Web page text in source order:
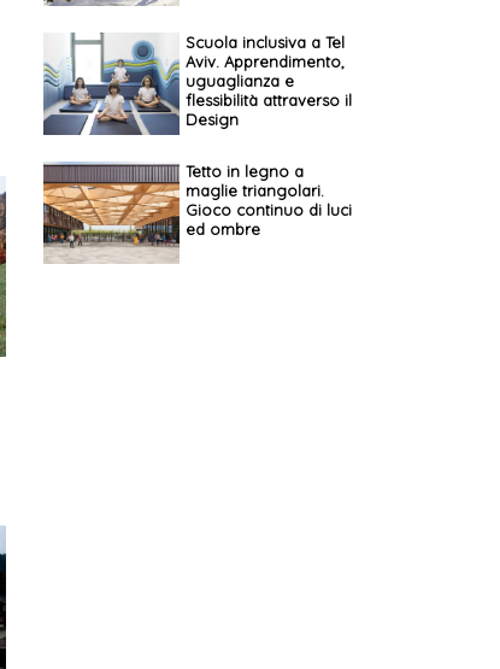
Scuola inclusiva a Tel
Aviv. Apprendimento,
uguaglianza e
flessibilità attraverso il
Design
Tetto in legno a
maglie triangolari.
Gioco continuo di luci
ed ombre